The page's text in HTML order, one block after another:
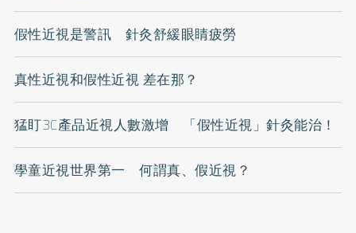
假性近視是警訊 針灸舒緩眼睛疲勞
真性近視和假性近視 差在那？
猛盯3C產品近視人數激增 「假性近視」針灸能治！
學童近視世界第一 何謂真、假近視？